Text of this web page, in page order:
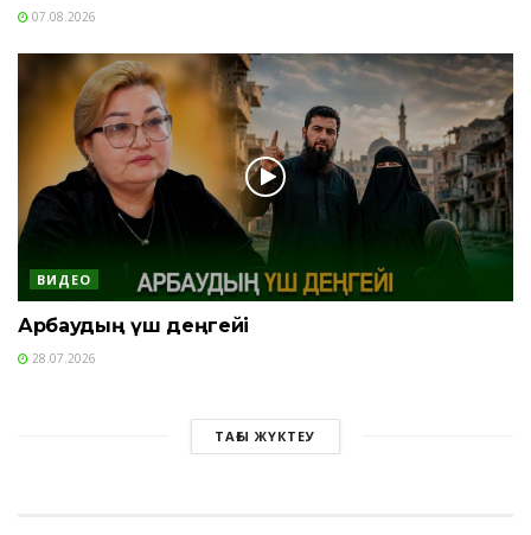
07.08.2026
ВИДЕО
Арбаудың үш деңгейі
28.07.2026
ТАҒЫ ЖҮКТЕУ